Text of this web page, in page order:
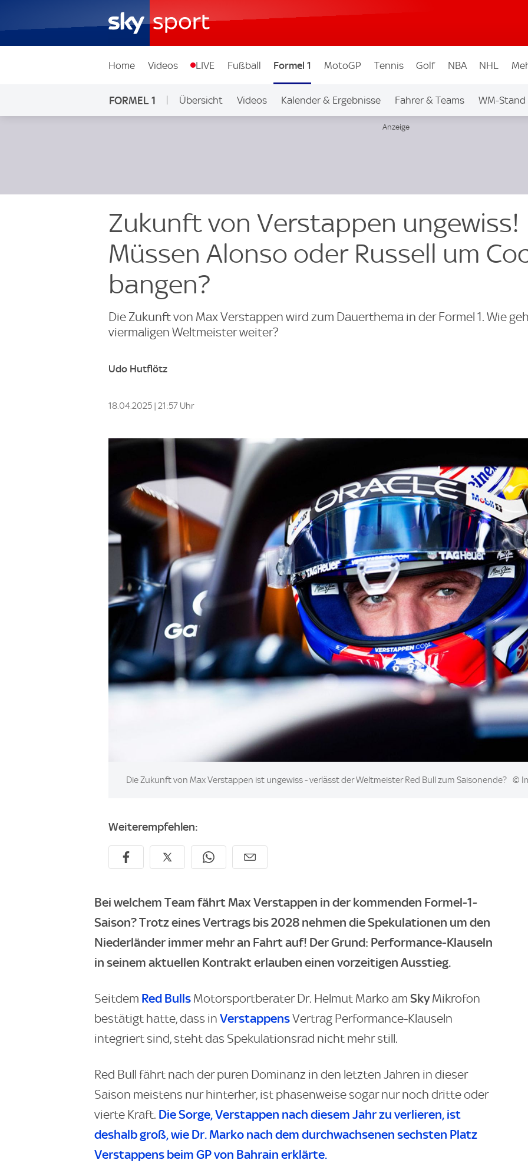
Home Videos LIVE Fußball Formel 1 MotoGP Tennis Golf NBA NHL
FORMEL 1 Übersicht Videos Kalender & Ergebnisse Fahrer & Teams WM-Stand
Zukunft von Verstappen ungewiss!
Müssen Alonso oder Russell um
bangen?
Die Zukunft von Max Verstappen wird zum Dauerthema in der Formel 1. Wie
viermaligen Weltmeister weiter?
Udo Hutflötz
18.04.2025 | 21:57 Uhr
Image:
Die Zukunft von Max Verstappen ist ungewiss - verlässt der Weltmeister Red Bull zum Saisonende? ©
Weiterempfehlen:
Bei welchem Team fährt Max Verstappen in der kommenden Formel-1-
Saison? Trotz eines Vertrags bis 2028 nehmen die Spekulationen um den
Niederländer immer mehr an Fahrt auf! Der Grund: Performance-Klauseln
in seinem aktuellen Kontrakt erlauben einen vorzeitigen Ausstieg.
Seitdem Red Bulls Motorsportberater Dr. Helmut Marko am SkyMikrofon
bestätigt hatte, dass in VerstappensVertrag Performance-Klauseln
integriert sind, steht das Spekulationsrad nicht mehr still.
Red Bull fährt nach der puren Dominanz in den letzten Jahren in dieser
Saison meistens nur hinterher, ist phasenweise sogar nur noch dritte oder
vierte Kraft. Die Sorge, Verstappen nach diesem Jahr zu verlieren, ist
deshalb groß, wie Dr. Marko nach dem durchwachsenen sechsten Platz
Verstappens beim GP von Bahrain erklärte.